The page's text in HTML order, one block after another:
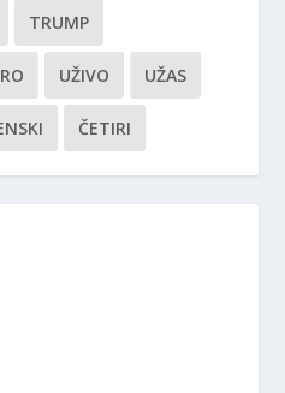
TRUMP
UŽIVO UŽAS
ČETIRI